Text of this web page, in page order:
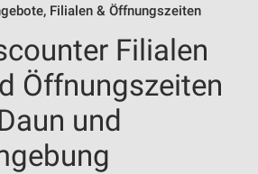
Filialen & Öffnungszeiten
Filialen
Öffnungszeiten
und